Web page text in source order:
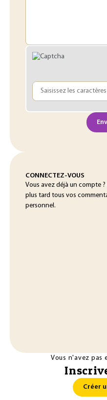
CONNECTEZ-VOUS
Vous avez déjà un compte
plus tard tous vos
personnel.
Vous n'avez pas
Créer